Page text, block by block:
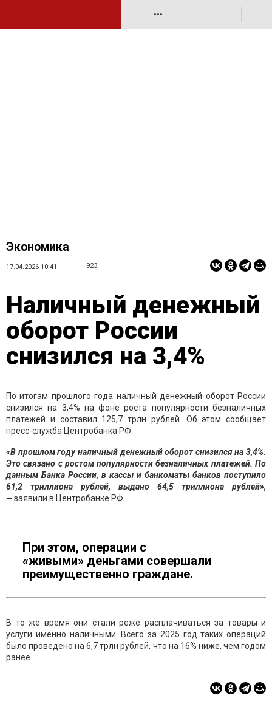
•••
Экономика
17.04.2026 10:41 923
Наличный денежный
оборот России
снизился на 3,4%
По итогам прошлого года наличный денежный оборот России
снизился на 3,4% на фоне роста популярности безналичных
платежей и составил 125,7 трлн рублей. Об этом сообщает
пресс-служба Центробанка РФ.
«В прошлом году наличный денежный оборот снизился на 3,4%.
Это связано с ростом популярности безналичных платежей. По
данным Банка России, в кассы и банкоматы банков поступило
61,2 триллиона рублей, выдано 64,5 триллиона рублей»,
—заявили в Центробанке РФ.
При этом, операции с
«живыми» деньгами совершали
преимущественно граждане.
В то же время они стали реже расплачиваться за товары и
услуги именно наличными. Всего за 2025 год таких операций
было проведено на 6,7 трлн рублей, что на 16% ниже, чем годом
ранее.